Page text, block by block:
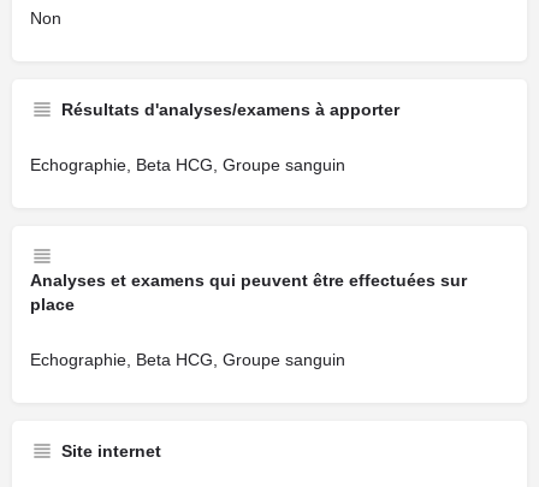
Non
Résultats d'analyses/examens à apporter
Echographie, Beta HCG, Groupe sanguin
Analyses et examens qui peuvent être effectuées sur
place
Echographie, Beta HCG, Groupe sanguin
Site internet